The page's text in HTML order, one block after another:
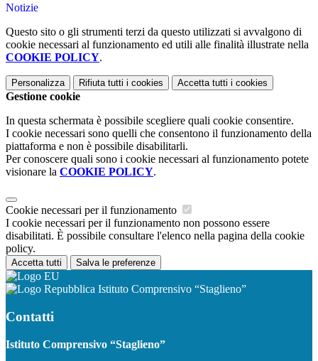
Notizie
Questo sito o gli strumenti terzi da questo utilizzati si avvalgono di
cookie necessari al funzionamento ed utili alle finalità illustrate nella
COOKIE POLICY.
Personalizza Rifiuta tutti i cookies Accetta tutti i cookies
Gestione cookie
In questa schermata è possibile scegliere quali cookie consentire.
I cookie necessari sono quelli che consentono il funzionamento della
piattaforma e non è possibile disabilitarli.
Per conoscere quali sono i cookie necessari al funzionamento potete
visionare la COOKIE POLICY.
Cookie necessari per il funzionamento
I cookie necessari per il funzionamento non possono essere
disabilitati. È possibile consultare l'elenco nella pagina della cookie
policy.
Accetta tutti Salva le preferenze
Istituto Comprensivo “Staglieno”
Contatti
Istituto Comprensivo “Staglieno”